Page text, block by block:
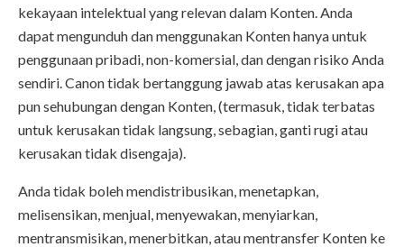
kekayaan intelektual yang relevan dalam Konten. Anda
dapat mengunduh dan menggunakan Konten hanya untuk
penggunaan pribadi, non-komersial, dan dengan risiko Anda
sendiri. Canon tidak bertanggung jawab atas kerusakan apa
pun sehubungan dengan Konten, (termasuk, tidak terbatas
untuk kerusakan tidak langsung, sebagian, ganti rugi atau
kerusakan tidak disengaja).
Anda tidak boleh mendistribusikan, menetapkan,
melisensikan, menjual, menyewakan, menyiarkan,
mentransmisikan, menerbitkan, atau mentransfer Konten ke